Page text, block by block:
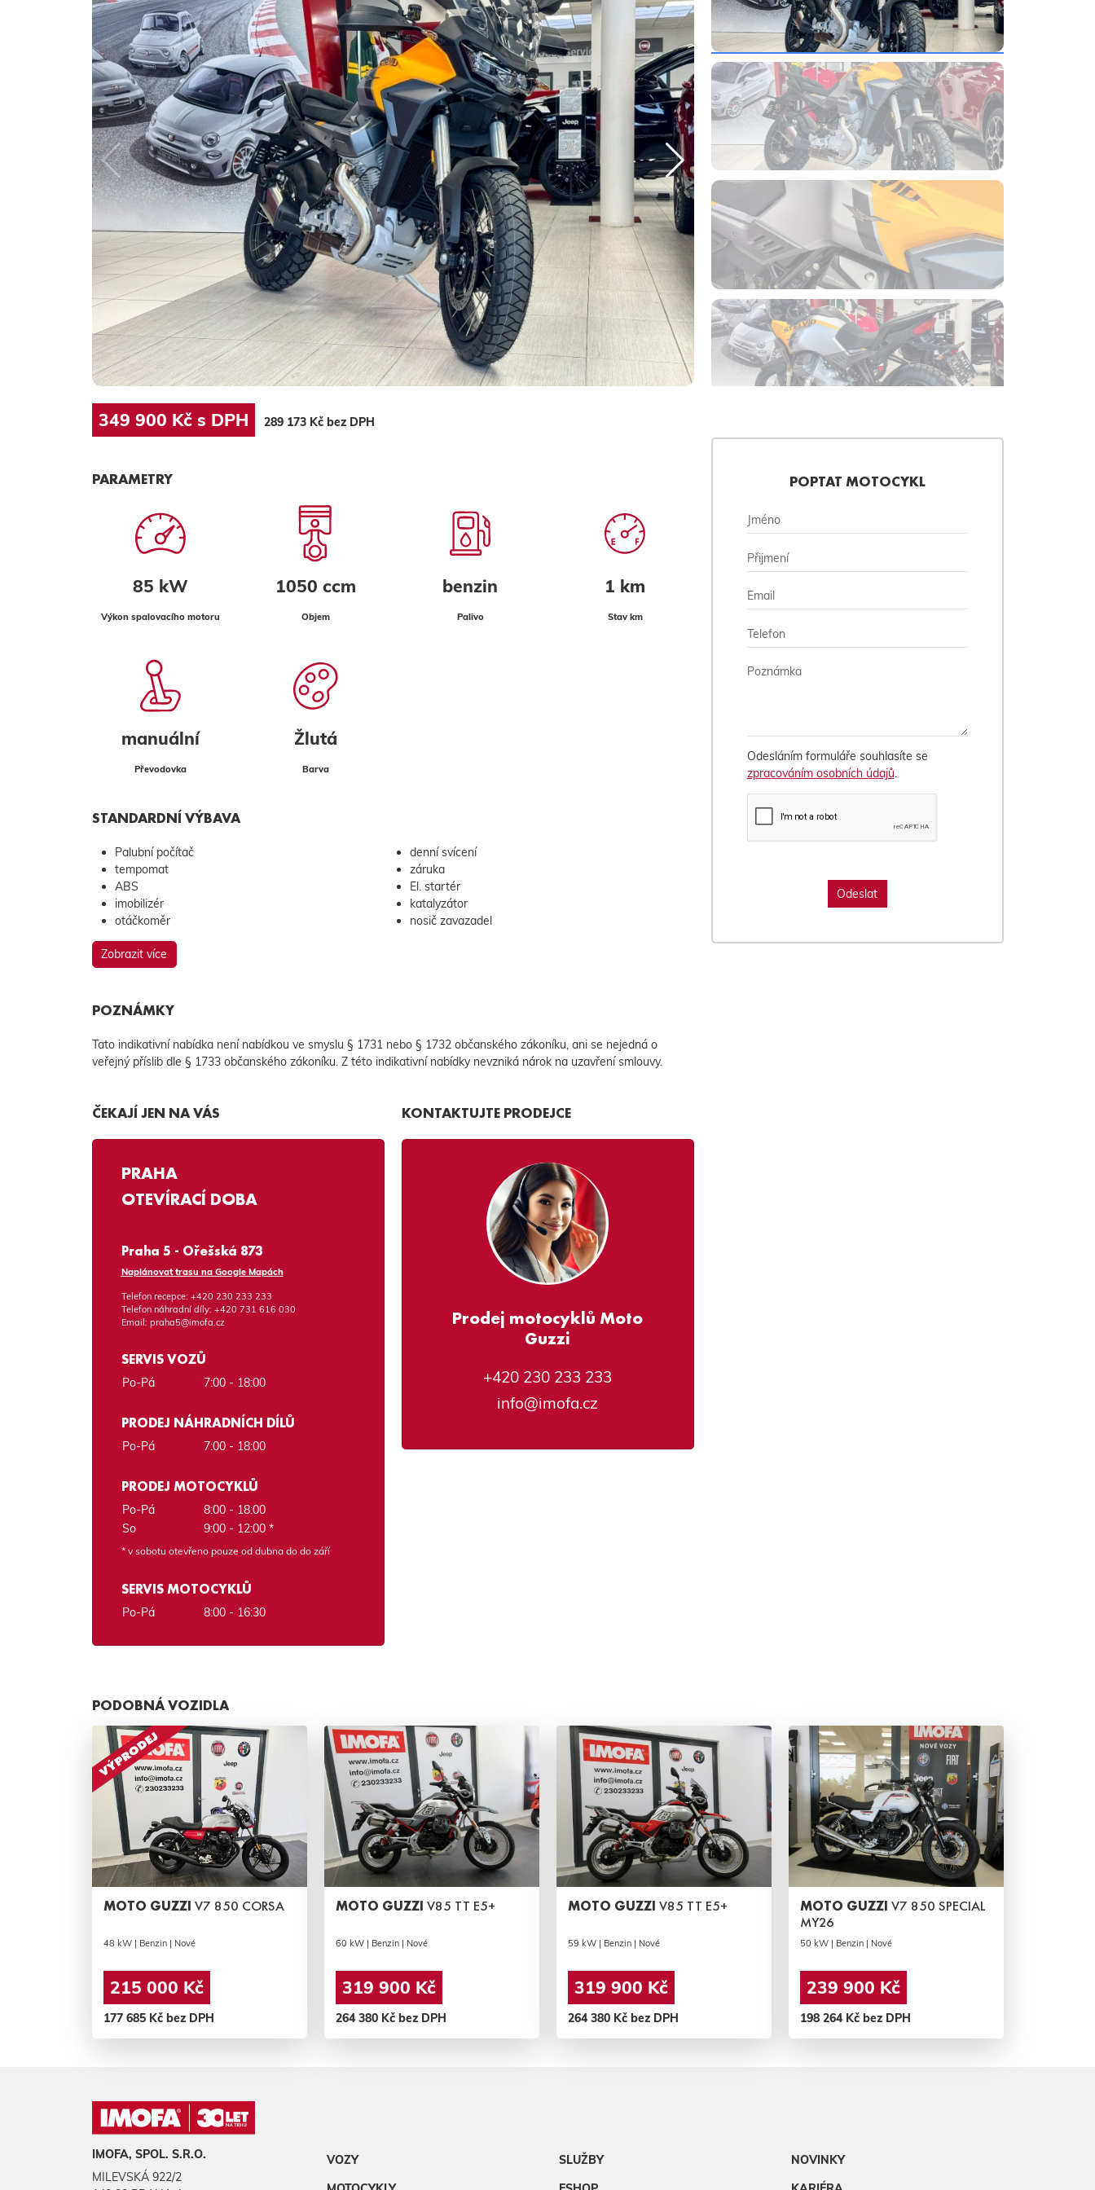
349 900 Kč s DPH 289 173 Kč bez DPH
PARAMETRY
85 kW
Výkon spalovacího motoru
1050 ccm
Objem
benzin
Palivo
1 km
Stav km
manuální
Převodovka
Žlutá
Barva
STANDARDNÍ VÝBAVA
Palubní počítač
tempomat
ABS
imobilizér
otáčkoměr
denní svícení
záruka
El. startér
katalyzátor
nosič zavazadel
Zobrazit více
POZNÁMKY
Tato indikativní nabídka není nabídkou ve smyslu § 1731 nebo § 1732 občanského zákoníku, ani se nejedná o
veřejný příslib dle § 1733 občanského zákoníku. Z této indikativní nabídky nevzniká nárok na uzavření smlouvy.
ČEKAJÍ JEN NA VÁS
PRAHA
OTEVÍRACÍ DOBA
Praha 5 - Ořešská 873
Naplánovat trasu na Google Mapách
Telefon recepce: +420 230 233 233
Telefon náhradní díly: +420 731 616 030
Email: praha5@imofa.cz
SERVIS VOZŮ
Po-Pá 7:00 - 18:00
PRODEJ NÁHRADNÍCH DÍLŮ
Po-Pá 7:00 - 18:00
PRODEJ MOTOCYKLŮ
Po-Pá
8:00 - 18:00
So
9:00 - 12:00 *
* v sobotu otevřeno pouze od dubna do do září
SERVIS MOTOCYKLŮ
Po-Pá 8:00 - 16:30
KONTAKTUJTE PRODEJCE
Prodej motocyklů Moto
Guzzi
+420 230 233 233
info@imofa.cz
POPTAT MOTOCYKL
Odesláním formuláře souhlasíte se
zpracováním osobních údajů.
PODOBNÁ VOZIDLA
MOTO GUZZI V7 850 CORSA
48 kW | Benzin | Nové
215 000 Kč
177 685 Kč bez DPH
MOTO GUZZI V85 TT E5+
60 kW | Benzin | Nové
319 900 Kč
264 380 Kč bez DPH
MOTO GUZZI V85 TT E5+
59 kW | Benzin | Nové
319 900 Kč
264 380 Kč bez DPH
MOTO GUZZI V7 850 SPECIAL
MY26
50 kW | Benzin | Nové
239 900 Kč
198 264 Kč bez DPH
IMOFA, SPOL. S.R.O.
MILEVSKÁ 922/2
VOZY
SLUŽBY
NOVINKY